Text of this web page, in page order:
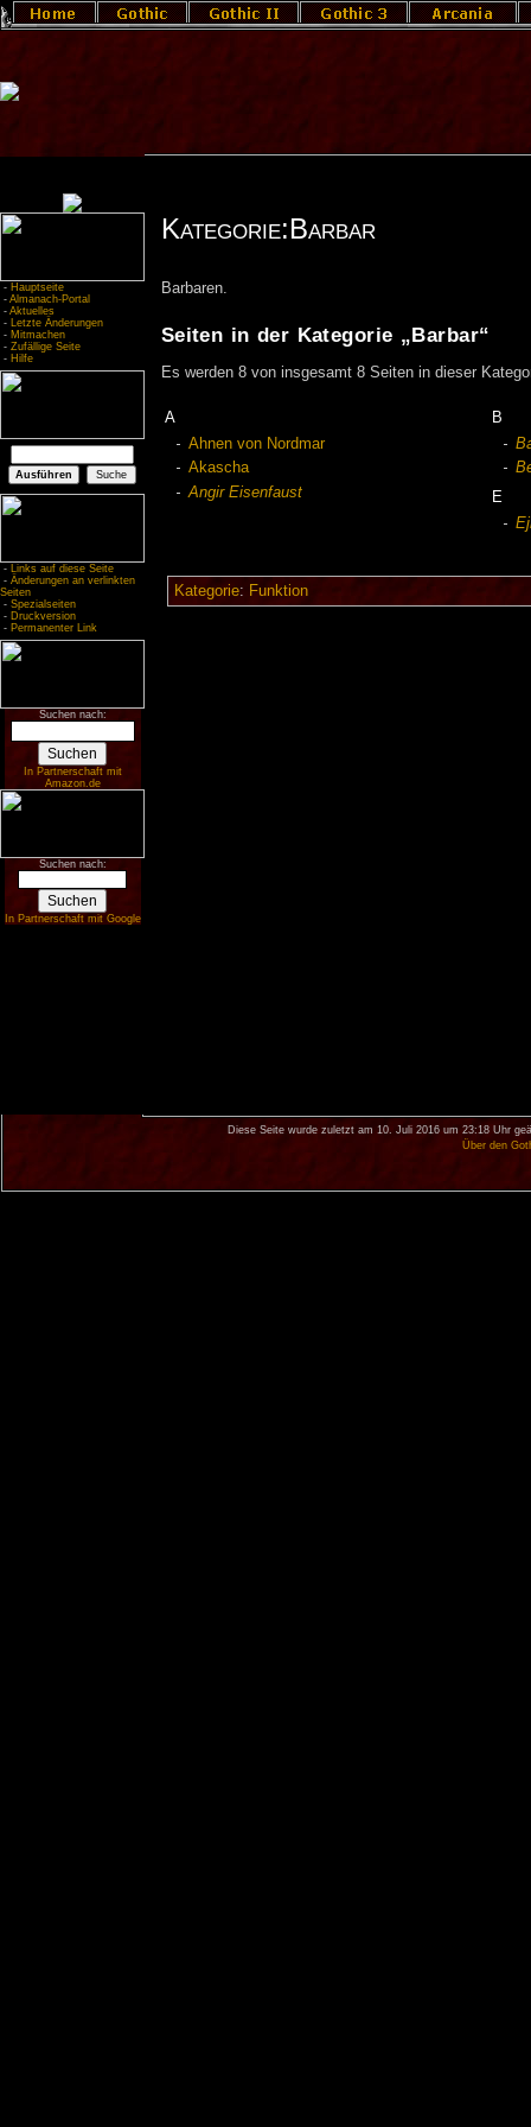
- Hauptseite
- Almanach-Portal
- Aktuelles
- Letzte Änderungen
- Mitmachen
- Zufällige Seite
- Hilfe
- Links auf diese Seite
- Änderungen an verlinkten
Seiten
- Spezialseiten
- Druckversion
- Permanenter Link
Suchen nach:
In Partnerschaft mit
Amazon.de
Suchen nach:
In Partnerschaft mit Google
Kategorie:Barbar
Barbaren.
Seiten in der Kategorie „Barbar“
Es werden 8 von insgesamt 8 Seiten in dieser
A
Ahnen von Nordmar
Akascha
Angir Eisenfaust
B
E
Kategorie: Funktion
Diese Seite wurde zuletzt am 10. Juli 2016 um 23:18 Uhr
Über den